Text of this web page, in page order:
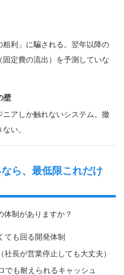
粗利」に騙される。翌年以降の
固定費の流出）を予測していな
壁
ニアしか触れないシステム。撤
い。
ら、最低限これだけ
制がありますか？
ても回る開発体制
長が営業停止しても大丈夫）
でも耐えられるキャッシュ